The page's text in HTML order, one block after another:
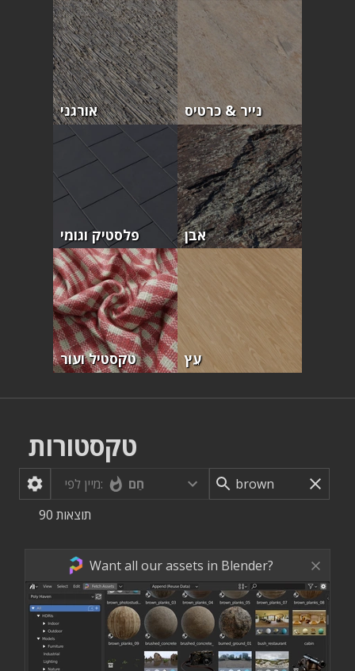
אורגני נייר & כרטיס
פלסטיק וגומי אבן
טקסטיל ועור עֵץ
טקסטורות
מיין לפי:
חַם
90 תוצאות
Want all our assets in Blender?